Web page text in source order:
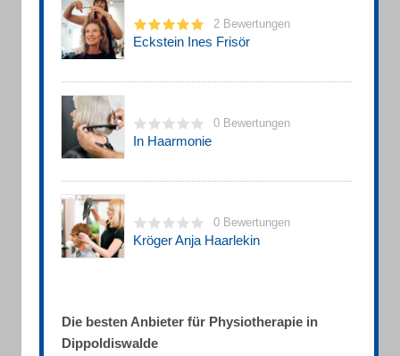
2 Bewertungen
Eckstein Ines Frisör
0 Bewertungen
In Haarmonie
0 Bewertungen
Kröger Anja Haarlekin
Die besten Anbieter für Physiotherapie in
Dippoldiswalde